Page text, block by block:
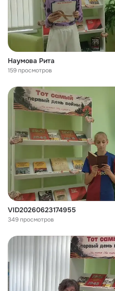
Наумова Рита
159 просмотров
VID20260623174955
349 просмотров